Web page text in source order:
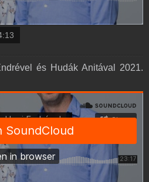
és Hudák Anitával 2021.